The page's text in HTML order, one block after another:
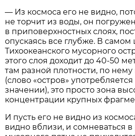
— Из космоса его не видно,
не торчит из воды, он
в приповерхностных слоях,
опускаясь все глубже. В самом
Тихоокеанского мусорного
этого слоя доходит до 40-50
там разной плотности, по нему
(слово «остров»
значении), это просто зона
концентрации крупных
И пусть его не видно из
видно вблизи, и сомневаться в